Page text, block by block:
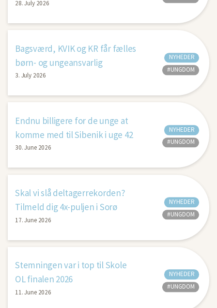
28. July 2026
Bagsværd, KVIK og KR får fælles
børn- og ungeansvarlig
3. July 2026
NYHEDER
#UNGDOM
Endnu billigere for de unge at
komme med til Sibenik i uge 42
30. June 2026
NYHEDER
#UNGDOM
Skal vi slå deltagerrekorden?
Tilmeld dig 4x-puljen i Sorø
17. June 2026
NYHEDER
#UNGDOM
Stemningen var i top til Skole
OL finalen 2026
11. June 2026
NYHEDER
#UNGDOM